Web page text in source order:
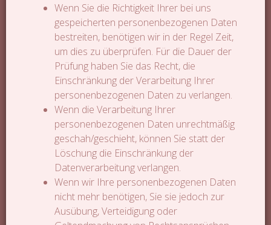
Wenn Sie die Richtigkeit Ihrer bei uns
gespeicherten personenbezogenen Daten
bestreiten, benötigen wir in der Regel Zeit,
um dies zu überprüfen. Für die Dauer der
Prüfung haben Sie das Recht, die
Einschränkung der Verarbeitung Ihrer
personenbezogenen Daten zu verlangen.
Wenn die Verarbeitung Ihrer
personenbezogenen Daten unrechtmäßig
geschah/geschieht, können Sie statt der
Löschung die Einschränkung der
Datenverarbeitung verlangen.
Wenn wir Ihre personenbezogenen Daten
nicht mehr benötigen, Sie sie jedoch zur
Ausübung, Verteidigung oder